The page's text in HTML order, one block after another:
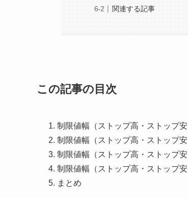
関連する記事
この記事の目次
制限値幅（ストップ高・ストップ
制限値幅（ストップ高・ストップ
制限値幅（ストップ高・ストップ
制限値幅（ストップ高・ストップ
まとめ